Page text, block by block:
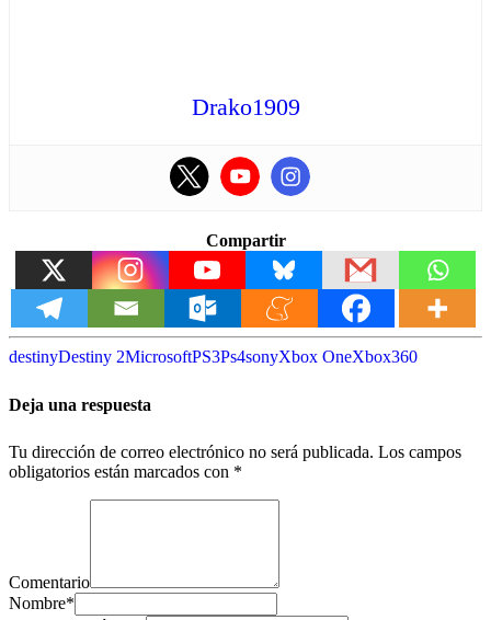
Drako1909
Compartir
destinyDestiny 2MicrosoftPS3Ps4sonyXbox OneXbox360
Deja una respuesta
Tu dirección de correo electrónico no será publicada. Los campos
obligatorios están marcados con *
Comentario
Nombre*